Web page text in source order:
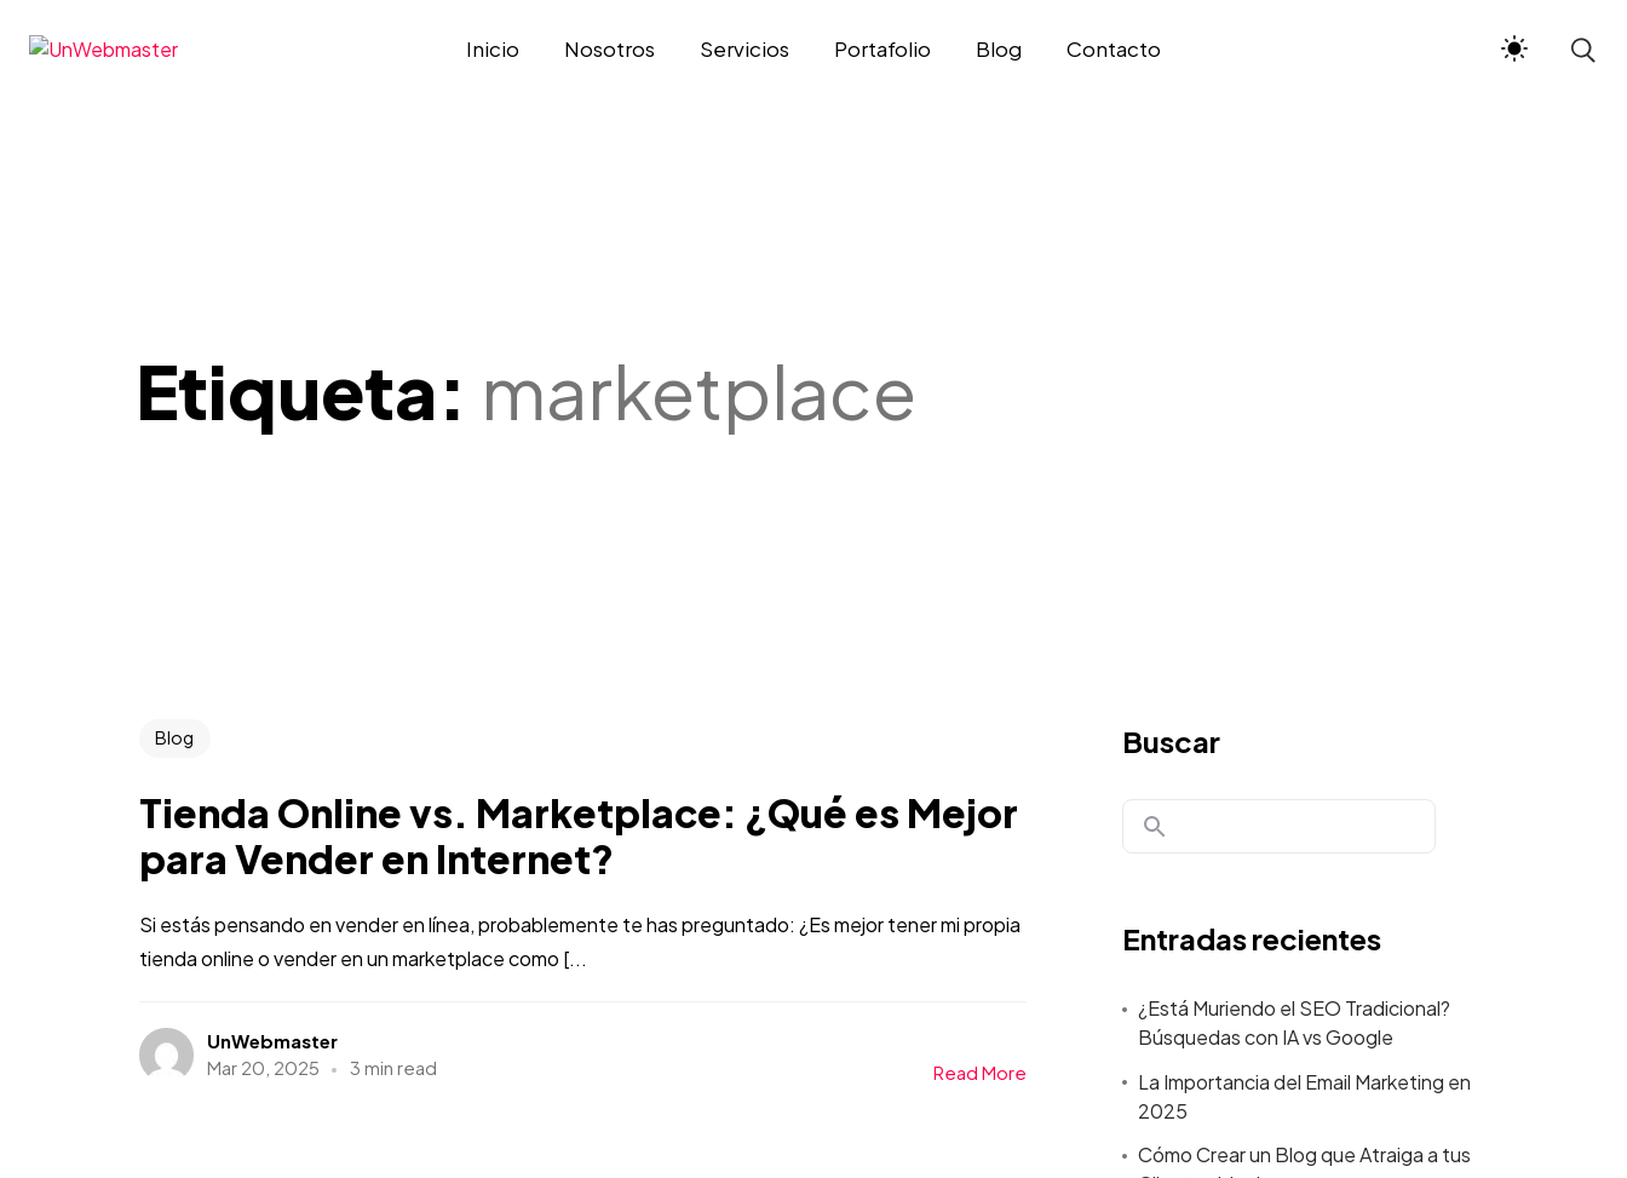
Inicio Nosotros Servicios Portafolio Blog Contacto
Etiqueta: marketplace
Blog
Tienda Online vs. Marketplace: ¿Qué es Mejor
para Vender en Internet?
Si estás pensando en vender en línea, probablemente te has preguntado: ¿Es mejor tener mi propia
tienda online o vender en un marketplace como [...
UnWebmaster
Mar 20, 2025
3 min read Read More
Buscar
Entradas recientes
¿Está Muriendo el SEO Tradicional?
Búsquedas con IA vs Google
La Importancia del Email Marketing en
2025
Cómo Crear un Blog que Atraiga a tus